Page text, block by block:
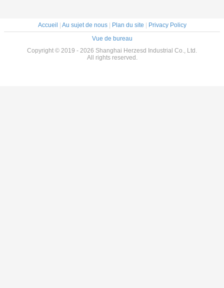
Accueil | Au sujet de nous| Plan du site | Privacy Policy
Vue de bureau
Copyright © 2019 - 2026 Shanghai Herzesd Industrial Co., Ltd.
All rights reserved.